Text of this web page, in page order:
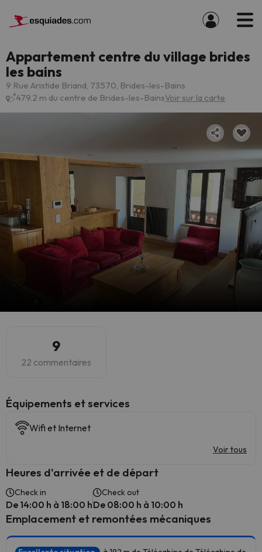
Appartement centre du village brides
les bains
9 Rue Aristide Briand, 73570, Brides-les-Bains
479.2 m du centre de Brides-les-BainsVoir sur la carte
9
22 commentaires
​Équipements et services
Wifi et Internet
Voir tous
Heures d'arrivée et de départ
Check in
De 14:00 h à 18:00 h
Check out
De 08:00 h à 10:00 h
Emplacement et remontées mécaniques